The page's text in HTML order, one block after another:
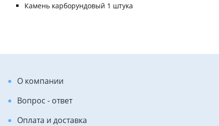
Камень карборундовый 1 штука
О компании
Вопрос - ответ
Оплата и доставка